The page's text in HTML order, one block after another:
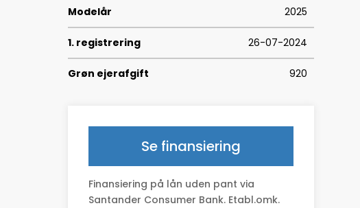
Modelår 2025
1. registrering 26-07-2024
Grøn ejerafgift 920
Type Halvkombi
0-100 km/t
Se finansiering
Finansiering på lån uden pant via
Santander Consumer Bank. Etabl.omk.